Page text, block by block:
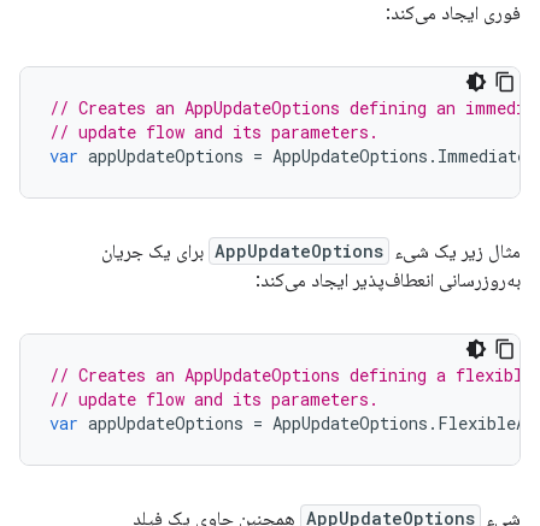
فوری ایجاد می‌کند:
// Creates an AppUpdateOptions defining an
// update flow and its parameters.
var appUpdateOptions = AppUpdateOptions .
مثال زیر یک شیء AppUpdateOptions برای یک جریان
به‌روزرسانی انعطاف‌پذیر ایجاد می‌کند:
// Creates an AppUpdateOptions defining a flexible
// update flow and its parameters.
var appUpdateOptions = AppUpdateOptions .
شیء AppUpdateOptions همچنین حاوی یک فیلد